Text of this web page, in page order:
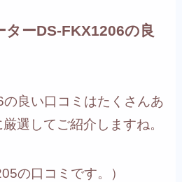
ーDS-FKX1206の良
良い口コミはたくさんあ
選してご紹介しますね。
の口コミです。）